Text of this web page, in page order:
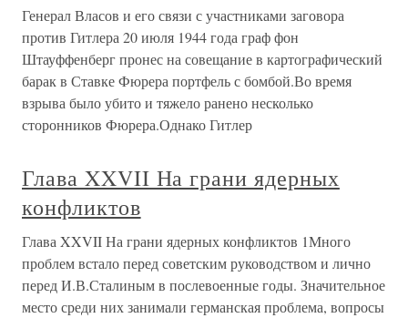
Генерал Власов и его связи с участниками заговора
против Гитлера 20 июля 1944 года граф фон
Штауффенберг пронес на совещание в картографический
барак в Ставке Фюрера портфель с бомбой.Во время
взрыва было убито и тяжело ранено несколько
сторонников Фюрера.Однако Гитлер
Глава XXVII На грани ядерных
конфликтов
Глава XXVII На грани ядерных конфликтов 1Много
проблем встало перед советским руководством и лично
перед И.В.Сталиным в послевоенные годы. Значительное
место среди них занимали германская проблема, вопросы